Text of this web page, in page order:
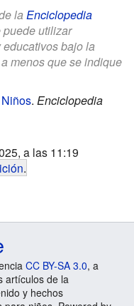
la Enciclopedia
utilizar
bajo la
a menos que se indique
. Enciclopedia
a las 11:19
.
CC BY-SA 3.0, a
artículos de la
y hechos